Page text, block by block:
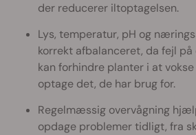
der reducerer iltoptagelsen.
Lys, temperatur, pH og
korrekt afbalanceret, da fejl
kan forhindre planter i at
optage det, de har brug for.
Regelmæssig overvågning
opdage problemer tidligt, fra